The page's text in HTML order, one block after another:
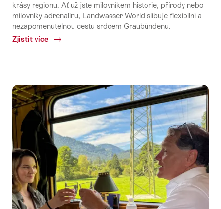
krásy regionu. Ať už jste milovníkem historie, přírody nebo
milovníky adrenalinu, Landwasser World slibuje flexibilní a
nezapomenutelnou cestu srdcem Graubündenu.
Zjistit více
Common.Of
dobrodružný
park
Rhétské
dráhy